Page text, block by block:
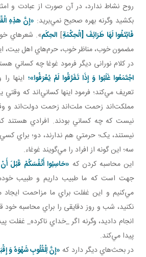
روح نشاط ندارد، در آن صورت از عبادت و
بکشيد وگرنه بهره صحيح نمي‌بريد: «إِنَّ هذِهِ
فَابْتَغُوا لَهَا طَرَائِفَ [الْحِكْمَةِ] الحِکَم». شعرهاي
مضمون خوب، مناظر خوب، حرم‌هاي اهل بيت،
در کلام نورانی ديگر فرمود غوغا چه کساني
اجْتَمَعُوا غَلَبُوا وَ إِذَا تَفَرَّقُوا لَمْ يُعْرَفُوا»؛ اينها
تعريف مي‌کند؛ فرمود اينها کساني‌اند که
مملکت‌اند زحمت ملت‌اند زحمت دولت‌اند و
نيست که چه کساني بودند. افرادي هستند
نيستند، يک؛ حرمتي هم ندارند، دو؛ براي
سه؛ اين ‌گونه از افراد را مي‌گويند غوغاء.
اين محاسبه کردن که «حَاسِبُوا أَنْفُسَكُمْ قَبْلَ
جهت است که ما طبيب داريم و طبيب
مي‌کنيم و اين غفلت براي ما مزاحمت
نکنيد، شب و روز دقايقی را براي محاسبه خود
انجام داديد، وگرنه اگر _خداي ناکرده_ غفلت
پيدا مي‌کند.
در بحث‌هاي ديگر دارد که «إِنَّ لِلْقُلُوبِ شَهْوَهً وَ